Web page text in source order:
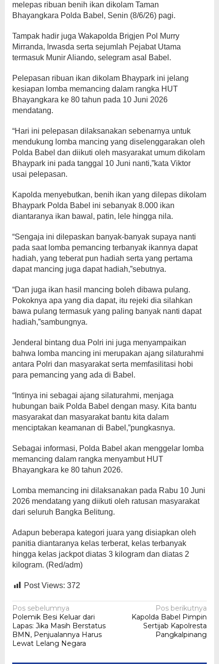
melepas ribuan benih ikan dikolam Taman
Bhayangkara Polda Babel, Senin (8/6/26) pagi.
Tampak hadir juga Wakapolda Brigjen Pol Murry
Mirranda, Irwasda serta sejumlah Pejabat Utama
termasuk Munir Aliando, selegram asal Babel.
Pelepasan ribuan ikan dikolam Bhaypark ini jelang
kesiapan lomba memancing dalam rangka HUT
Bhayangkara ke 80 tahun pada 10 Juni 2026
mendatang.
“Hari ini pelepasan dilaksanakan sebenarnya untuk
mendukung lomba mancing yang diselenggarakan oleh
Polda Babel dan diikuti oleh masyarakat umum dikolam
Bhaypark ini pada tanggal 10 Juni nanti,”kata Viktor
usai pelepasan.
Kapolda menyebutkan, benih ikan yang dilepas dikolam
Bhaypark Polda Babel ini sebanyak 8.000 ikan
diantaranya ikan bawal, patin, lele hingga nila.
“Sengaja ini dilepaskan banyak-banyak supaya nanti
pada saat lomba pemancing terbanyak ikannya dapat
hadiah, yang teberat pun hadiah serta yang pertama
dapat mancing juga dapat hadiah,”sebutnya.
“Dan juga ikan hasil mancing boleh dibawa pulang.
Pokoknya apa yang dia dapat, itu rejeki dia silahkan
bawa pulang termasuk yang paling banyak nanti dapat
hadiah,”sambungnya.
Jenderal bintang dua Polri ini juga menyampaikan
bahwa lomba mancing ini merupakan ajang silaturahmi
antara Polri dan masyarakat serta memfasilitasi hobi
para pemancing yang ada di Babel.
“Intinya ini sebagai ajang silaturahmi, menjaga
hubungan baik Polda Babel dengan masy. Kita bantu
masyarakat dan masyarakat bantu kita dalam
menciptakan keamanan di Babel,”pungkasnya.
Sebagai informasi, Polda Babel akan menggelar lomba
memancing dalam rangka menyambut HUT
Bhayangkara ke 80 tahun 2026.
Lomba memancing ini dilaksanakan pada Rabu 10 Juni
2026 mendatang yang diikuti oleh ratusan masyarakat
dari seluruh Bangka Belitung.
Adapun beberapa kategori juara yang disiapkan oleh
panitia diantaranya kelas terberat, kelas terbanyak
hingga kelas jackpot diatas 3 kilogram dan diatas 2
kilogram. (Red/adm)
Post Views: 372
Navigasi
pos
Pos sebelumnya
Polemik Besi Keluar dari
Lapas: Jika Masih Berstatus
BMN, Penjualannya Harus
Lewat Lelang Negara
Pos berikutnya
Kapolda Babel Pimpin
Sertijab Kapolresta
Pangkalpinang